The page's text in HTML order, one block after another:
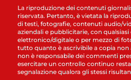
La riproduzione dei contenuti
riservata. Pertanto, è vietata la
di testi, fotografie, contenuti audio/
aziendali e pubblicitarie, con
elettronico/digitale o per mezzo di
tutto quanto è ascrivibile a copia non
non è responsabile dei commenti
esercitare un controllo continuo
segnalazione qualora gli stessi